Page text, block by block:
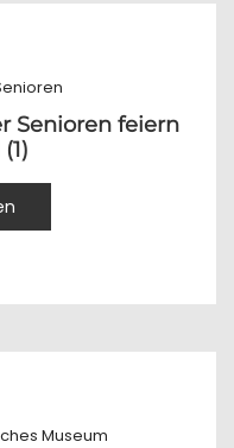
Senioren feiern
Museum